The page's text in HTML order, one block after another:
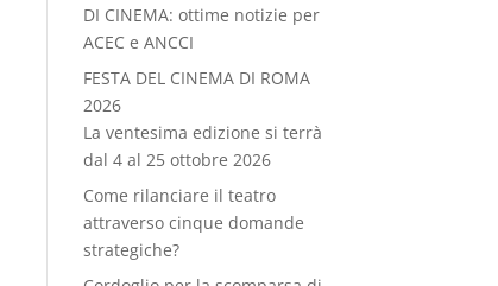
DI CINEMA: ottime notizie per
ACEC e ANCCI
FESTA DEL CINEMA DI ROMA
2026
La ventesima edizione si terrà
dal 4 al 25 ottobre 2026
Come rilanciare il teatro
attraverso cinque domande
strategiche?